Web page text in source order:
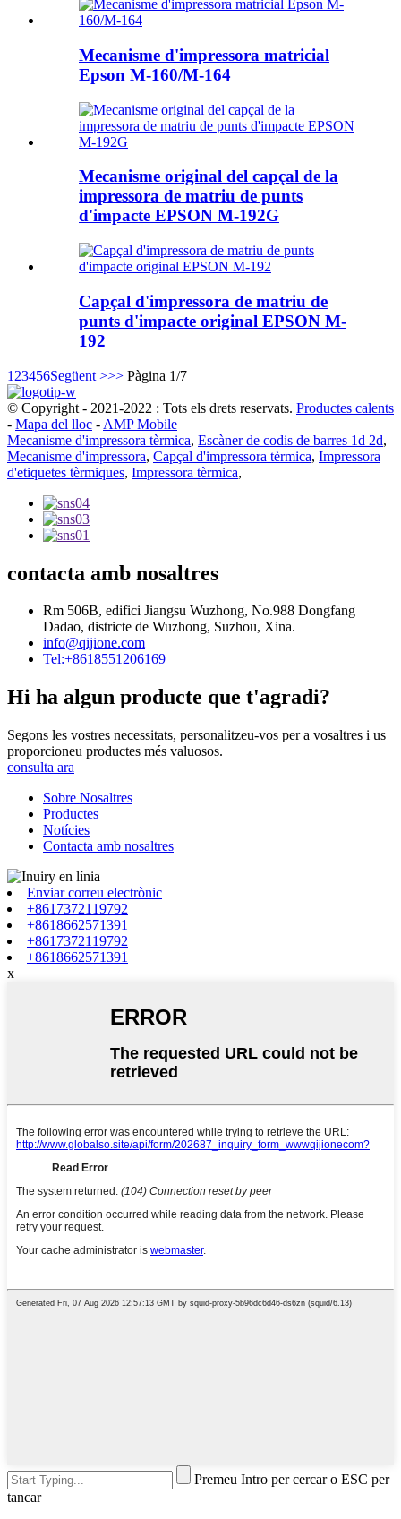
Mecanisme d'impressora matricial
Epson M-160/M-164
Mecanisme original del capçal de la
impressora de matriu de punts
d'impacte EPSON M-192G
Capçal d'impressora de matriu de
punts d'impacte original EPSON M-
192
1 23456Següent >>> Pàgina 1/7
© Copyright - 2021-2022 : Tots els drets reservats. Productes calents
- Mapa del lloc - AMP Mobile
Mecanisme d'impressora tèrmica, Escàner de codis de barres 1d 2d,
Mecanisme d'impressora, Capçal d'impressora tèrmica, Impressora
d'etiquetes tèrmiques, Impressora tèrmica,
contacta amb nosaltres
Rm 506B, edifici Jiangsu Wuzhong, No.988 Dongfang
Dadao, districte de Wuzhong, Suzhou, Xina.
info@qijione.com
Tel:+8618551206169
Hi ha algun producte que t'agradi?
Segons les vostres necessitats, personalitzeu-vos per a vosaltres i us
proporcioneu productes més valuosos.
consulta ara
Sobre Nosaltres
Productes
Notícies
Contacta amb nosaltres
Enviar correu electrònic
+8617372119792
+8618662571391
+8617372119792
+8618662571391
x
Premeu Intro per cercar o ESC per
tancar